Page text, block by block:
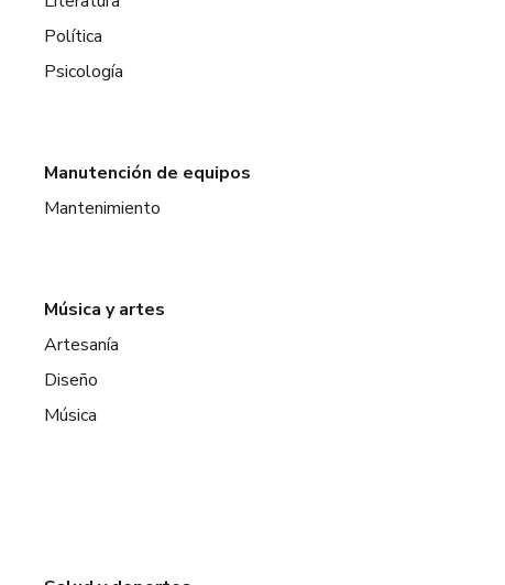
Política
Psicología
Manutención de equipos
Mantenimiento
Música y artes
Artesanía
Diseño
Música